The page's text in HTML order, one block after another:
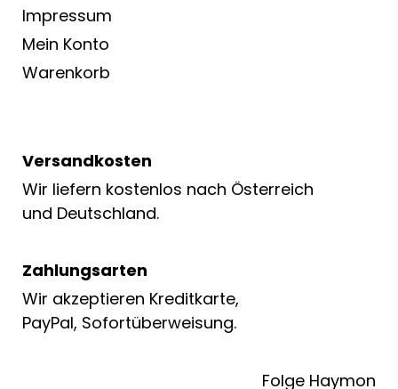
Impressum
Mein Konto
Warenkorb
Versandkosten
Wir liefern kostenlos nach Österreich
und Deutschland.
Zahlungsarten
Wir akzeptieren Kreditkarte,
PayPal, Sofortüberweisung.
Folge Haymon